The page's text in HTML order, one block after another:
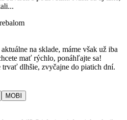
na sklade, máme však už iba
mať rýchlo, ponáhľajte sa!
dlhšie, zvyčajne do piatich dní.
MOBI